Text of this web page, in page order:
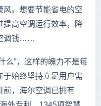
风。想要节能省电的空
提高空调运行效率，降
调钱……
”，这样的魄力不是每
于始终坚持立足用户需
前，海尔空调已拥有